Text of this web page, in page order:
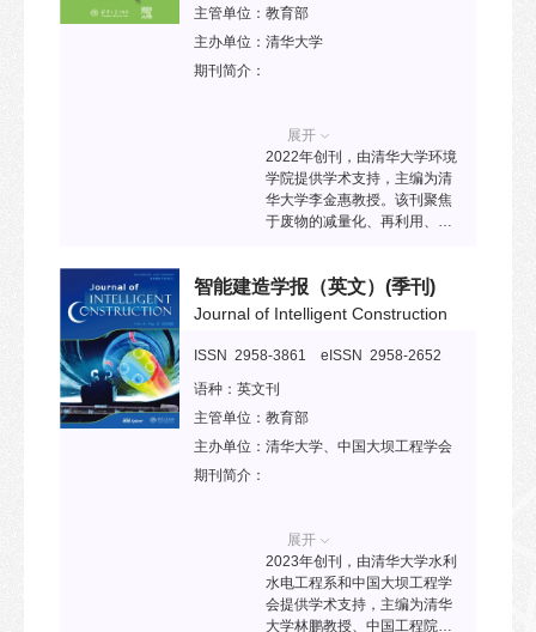
主管单位： 教育部
主办单位： 清华大学
期刊简介：
展开
2022年创刊，由清华大学环境
学院提供学术支持，主编为清
华大学李金惠教授。该刊聚焦
于废物的减量化、再利用、资
提供高端学术交流和分享平
台。已被ESCI、Ei
DOAJ、中国科技核心期刊目录
期刊卓越行动计划二期”高起点
新刊项目。
智能建造学报（英文） (季刊)
Journal of Intelligent Construction
ISSN 2958-3861 eISSN 2958-2652
语种： 英文刊
主管单位： 教育部
主办单位： 清华大学、中国大坝工程学会
期刊简介：
展开
2023年创刊，由清华大学水利
水电工程系和中国大坝工程学
会提供学术支持，主编为清华
大学林鹏教授、中国工程院院